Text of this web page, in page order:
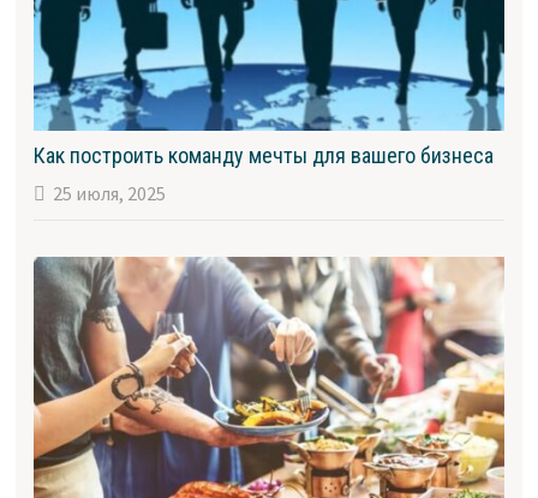
Как построить команду мечты для вашего бизнеса
25 июля, 2025